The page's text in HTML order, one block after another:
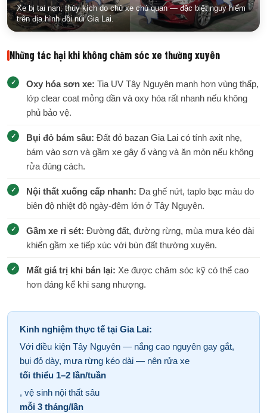
Xe bị tai nạn, thủy kích do chủ xe chủ quan — đặc biệt nguy hiểm
trên địa hình đồi núi Gia Lai.
Những tác hại khi không chăm sóc xe thường xuyên
Oxy hóa sơn xe: Tia UV Tây Nguyên mạnh hơn vùng thấp,
lớp clear coat mỏng dần và oxy hóa rất nhanh nếu không
phủ bảo vệ.
Bụi đỏ bám sâu: Đất đỏ bazan Gia Lai có tính axit nhẹ,
bám vào sơn và gầm xe gây ố vàng và ăn mòn nếu không
rửa đúng cách.
Nội thất xuống cấp nhanh: Da ghế nứt, taplo bạc màu do
biên độ nhiệt độ ngày-đêm lớn ở Tây Nguyên.
Gầm xe rỉ sét: Đường đất, đường rừng, mùa mưa kéo dài
khiến gầm xe tiếp xúc với bùn đất thường xuyên.
Mất giá trị khi bán lại: Xe được chăm sóc kỹ có thể cao
hơn đáng kể khi sang nhượng.
Kinh nghiệm thực tế tại Gia Lai:
Với điều kiện Tây Nguyên — nắng cao nguyên gay gắt,
bụi đỏ dày, mưa rừng kéo dài — nên rửa xe
tối thiểu 1–2 lần/tuần
, vệ sinh nội thất sâu
mỗi 3 tháng/lần